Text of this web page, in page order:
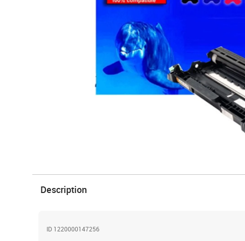
Description
ID 1220000147256